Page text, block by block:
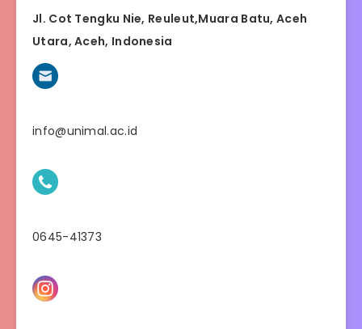
Jl. Cot Tengku Nie, Reuleut,Muara Batu, Aceh
Utara, Aceh, Indonesia
info@unimal.ac.id
0645-41373